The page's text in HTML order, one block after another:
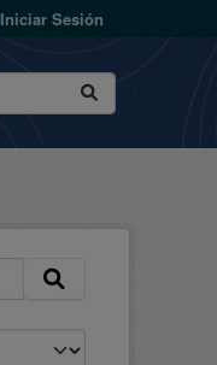
Iniciar Sesión